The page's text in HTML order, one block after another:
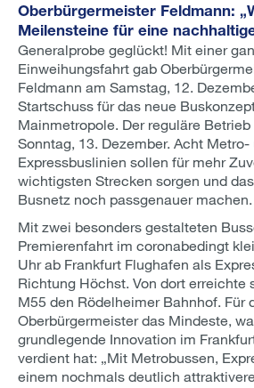
Oberbürgermeister Feldmann:
Meilensteine für eine
Generalprobe geglückt! Mit einer
Einweihungsfahrt gab
Feldmann am Samstag, 12.
Startschuss für das neue
Mainmetropole. Der reguläre
Sonntag, 13. Dezember. Acht Metro-
Expressbuslinien sollen für mehr
wichtigsten Strecken sorgen und
Busnetz noch passgenauer machen.
Mit zwei besonders gestalteten
Premierenfahrt im coronabedingt
Uhr ab Frankfurt Flughafen als
Richtung Höchst. Von dort erreichte
M55 den Rödelheimer Bahnhof. Für
Oberbürgermeister das Mindeste,
grundlegende Innovation im
verdient hat: „Mit Metrobussen,
einem nochmals deutlich